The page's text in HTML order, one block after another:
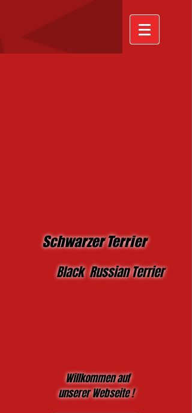
Schwarzer Terrier
Black Russian Terrier
Willkommen auf
unserer Webseite !